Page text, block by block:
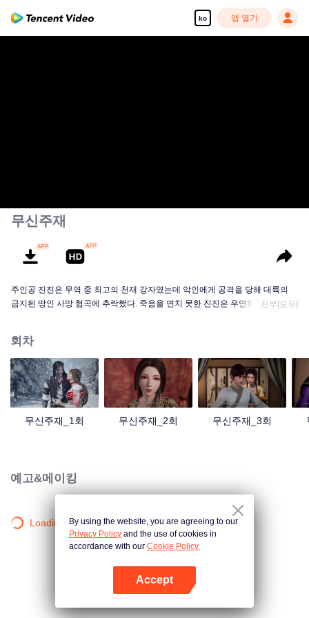
ko 앱 열기
무신주재
주인공 진진은 무역 중 최고의 천재 강자였는데 악인에게 공격을 당해 대륙의
금지된 땅인 사망 협곡에 추락했다. 죽음을 면치 못한 진진은 우연히 신비한 고
을 지키기 위해 진진은 의연하게 천하 다섯 나라를 지키는 큰 임무를 짊어지고,
다시 한번 무도길을 밟았다.
전부[모두]
회차
무신주재_1회 무신주재_2회 무신주재_3회
예고&메이킹
Loading…By using the website, you are agreeing to our
Privacy Policy and the use of cookies in
accordance with our Cookie Policy.
Accept